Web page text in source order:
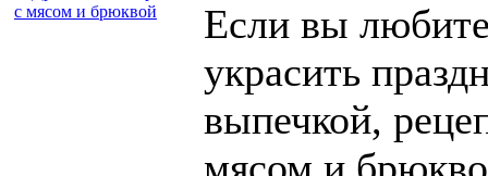
Если вы
украсить
выпечкой,